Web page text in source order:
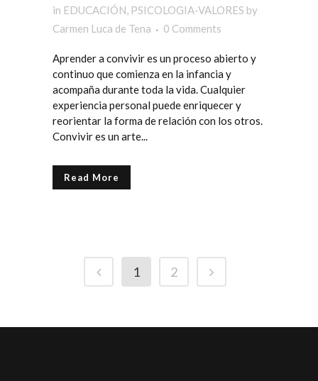
in EDUCACIÓN, PSICOLOGIA-VALORES by
Carmen Luca de Tena
0 Comments
Aprender a convivir es un proceso abierto y
continuo que comienza en la infancia y
acompaña durante toda la vida. Cualquier
experiencia personal puede enriquecer y
reorientar la forma de relación con los otros.
Convivir es un arte...
Read More
1 2